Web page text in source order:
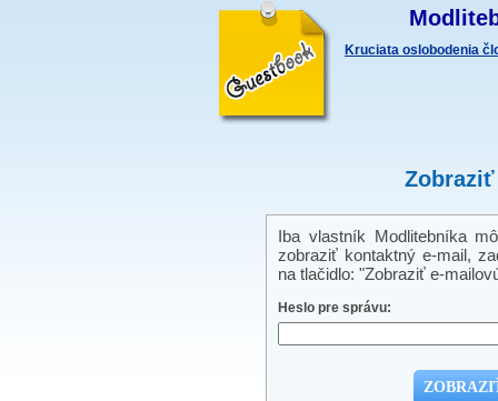
Kruciata oslobodenia
Iba vlastník Modlitebníka
zobraziť kontaktný e-mail,
na tlačidlo: "Zobraziť e-
Heslo pre správu: